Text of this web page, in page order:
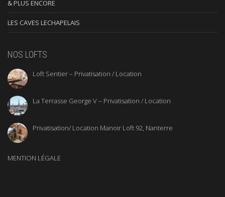
& PLUS ENCORE
LES CAVES LECHAPELAIS
NOS LOFTS
Loft Sentier – Privatisation / Location
La Terrasse George V – Privatisation / Location
Privatisation/ Location Manoir Loft 92, Nanterre
MENTION LÉGALE